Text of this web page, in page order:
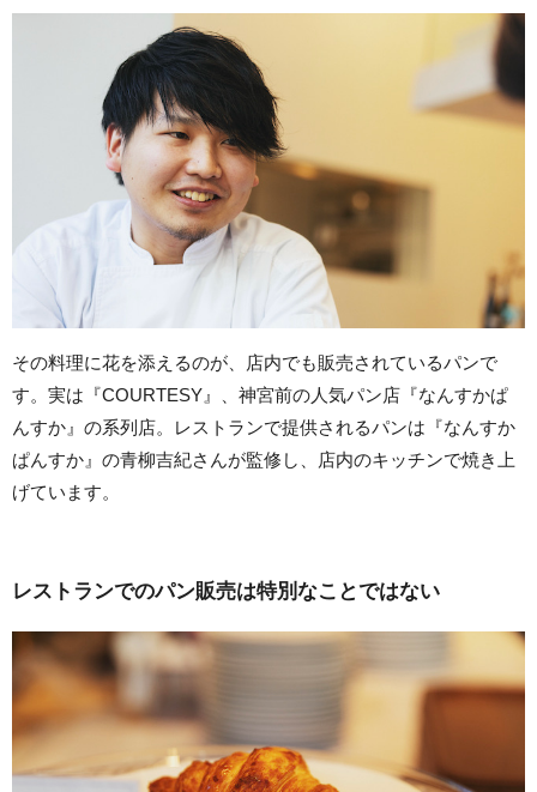
その料理に花を添えるのが、店内でも販売されているパンで
す。実は『COURTESY』、神宮前の人気パン店『なんすかぱ
んすか』の系列店。レストランで提供されるパンは『なんすか
ぱんすか』の青柳吉紀さんが監修し、店内のキッチンで焼き上
げています。
レストランでのパン販売は特別なことではない